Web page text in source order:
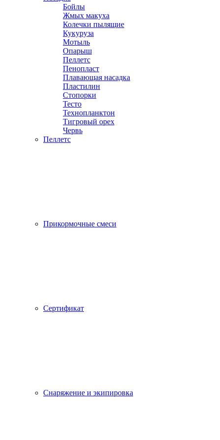
Бойлы
Жмых макуха
Колечки пылящие
Кукуруза
Мотыль
Опарыш
Пеллетс
Пенопласт
Плавающая насадка
Пластилин
Стопорки
Тесто
Технопланктон
Тигровый орех
Червь
Пеллетс
Прикормочные смеси
Сертификат
Снаряжение и экипировка